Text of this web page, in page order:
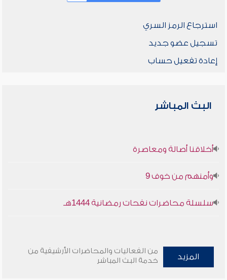
استرجاع الرمز السري
تسجيل عضو جديد
إعادة تفعيل حساب
البث المباشر
أخلاقنا أصالة ومعاصرة
وأمنهم من خوف 9
سلسلة محاضرات نفحات رمضانية 1444هـ
المزيد
من الفعاليات والمحاضرات الأرشيفية من
خدمة البث المباشر